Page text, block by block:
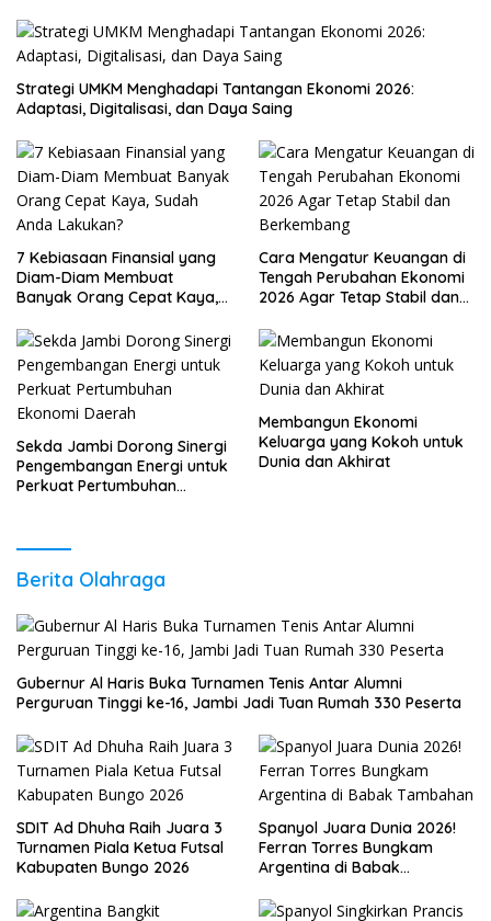
Strategi UMKM Menghadapi Tantangan Ekonomi 2026:
Adaptasi, Digitalisasi, dan Daya Saing
7 Kebiasaan Finansial yang
Diam-Diam Membuat
Banyak Orang Cepat Kaya,
Cara Mengatur Keuangan di
Tengah Perubahan Ekonomi
2026 Agar Tetap Stabil dan
Sekda Jambi Dorong Sinergi
Pengembangan Energi untuk
Perkuat Pertumbuhan
Membangun Ekonomi
Keluarga yang Kokoh untuk
Dunia dan Akhirat
Berita Olahraga
Gubernur Al Haris Buka Turnamen Tenis Antar Alumni
Perguruan Tinggi ke-16, Jambi Jadi Tuan Rumah 330 Peserta
SDIT Ad Dhuha Raih Juara 3
Turnamen Piala Ketua Futsal
Kabupaten Bungo 2026
Spanyol Juara Dunia 2026!
Ferran Torres Bungkam
Argentina di Babak